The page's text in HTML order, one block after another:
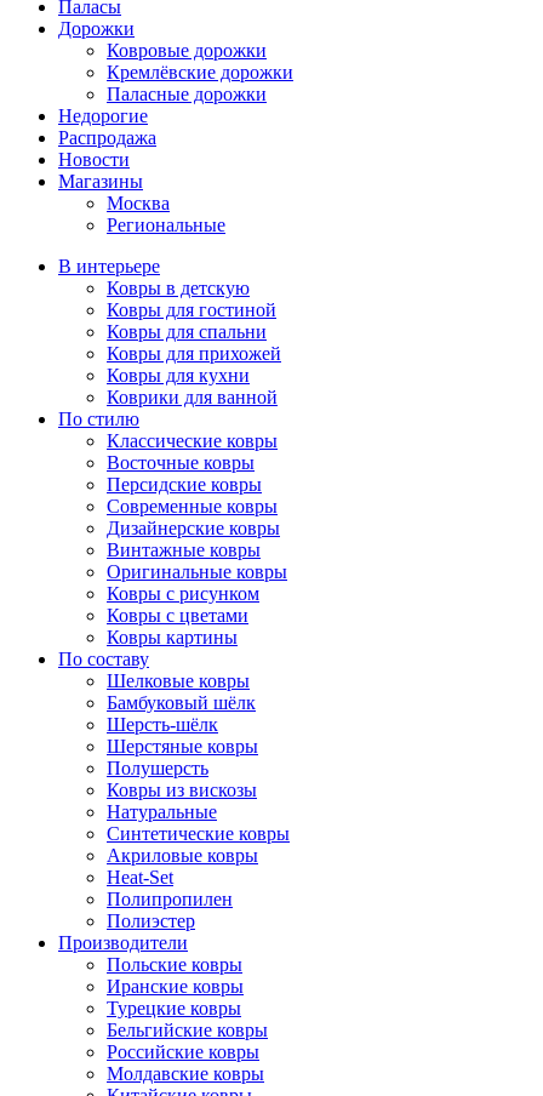
Паласы
Дорожки
Ковровые дорожки
Кремлёвские дорожки
Паласные дорожки
Недорогие
Распродажа
Новости
Магазины
Москва
Региональные
В интерьере
Ковры в детскую
Ковры для гостиной
Ковры для спальни
Ковры для прихожей
Ковры для кухни
Коврики для ванной
По стилю
Классические ковры
Восточные ковры
Персидские ковры
Современные ковры
Дизайнерские ковры
Винтажные ковры
Оригинальные ковры
Ковры с рисунком
Ковры с цветами
Ковры картины
По составу
Шелковые ковры
Бамбуковый шёлк
Шерсть-шёлк
Шерстяные ковры
Полушерсть
Ковры из вискозы
Натуральные
Синтетические ковры
Акриловые ковры
Heat-Set
Полипропилен
Полиэстер
Производители
Польские ковры
Иранские ковры
Турецкие ковры
Бельгийские ковры
Российские ковры
Молдавские ковры